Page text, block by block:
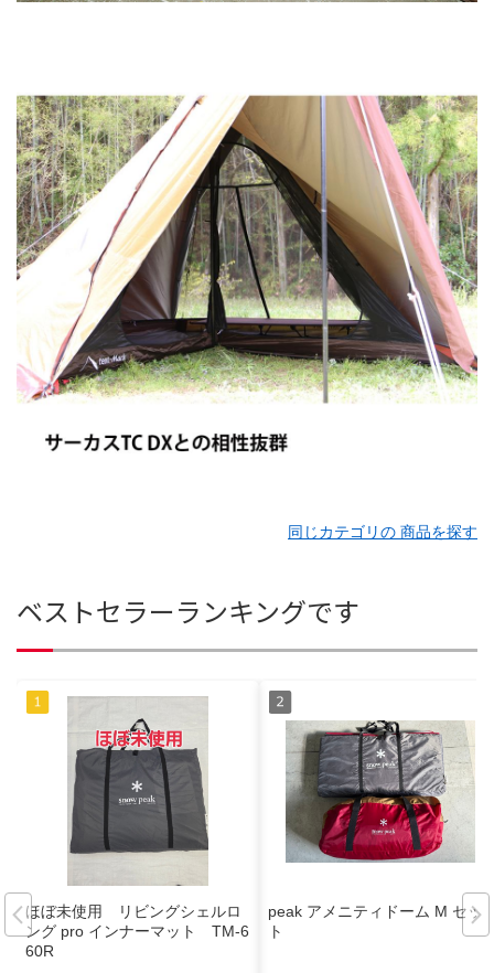
同じカテゴリの 商品を探す
ベストセラーランキングです
ほぼ未使用 リビングシェルロ
ング pro インナーマット TM-6
60R
peak アメニティドーム M セッ
ト